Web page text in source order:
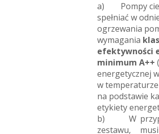
a) Pompy
spełniać w
ogrzewania
wymagania
efektywności
minimum A++
energetycznej
w
na podstawie
etykiety
b) W
zestawu,